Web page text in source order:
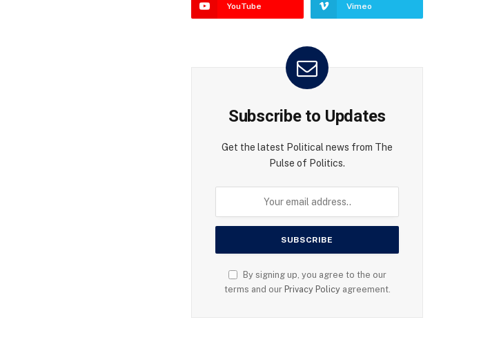
YouTube Vimeo
Subscribe to Updates
Get the latest Political news from The
Pulse of Politics.
By signing up, you agree to the our
terms and our Privacy Policyagreement.